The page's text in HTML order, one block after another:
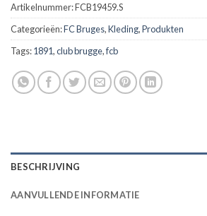
Artikelnummer:FCB19459.S
Categorieën:FC Bruges,Kleding,Produkten
Tags:1891,club brugge,fcb
BESCHRIJVING
AANVULLENDE INFORMATIE